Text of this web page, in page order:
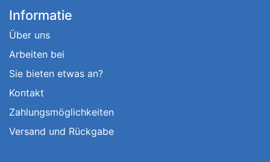
Informatie
Über uns
Arbeiten bei
Sie bieten etwas an?
Kontakt
Zahlungsmöglichkeiten
Versand und Rückgabe